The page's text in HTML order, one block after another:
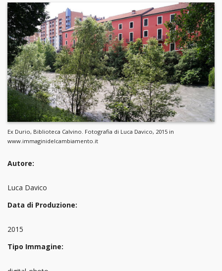
Ex Durio, Biblioteca Calvino. Fotografia di Luca Davico, 2015 in
www.immaginidelcambiamento.it
Autore:
Luca Davico
Data di Produzione:
2015
Tipo Immagine: